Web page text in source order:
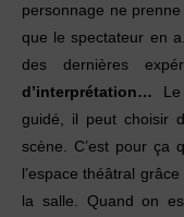
personnage ne
que le spectateur en
des dernières
d’interprétation… Le
guidé, il peut choisir
scène. C’est pour ça
l’espace théâtral
la salle. Quand on